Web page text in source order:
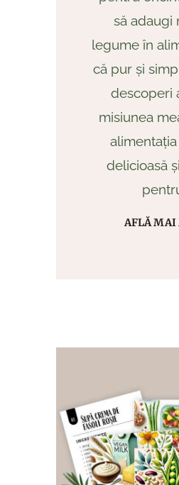
să adaugi
legume în
că pur și
descoperi
misiunea
delicioasă
AFLĂ MAI